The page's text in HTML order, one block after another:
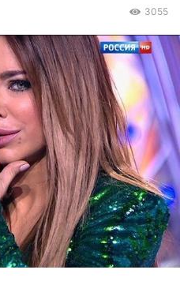
3055